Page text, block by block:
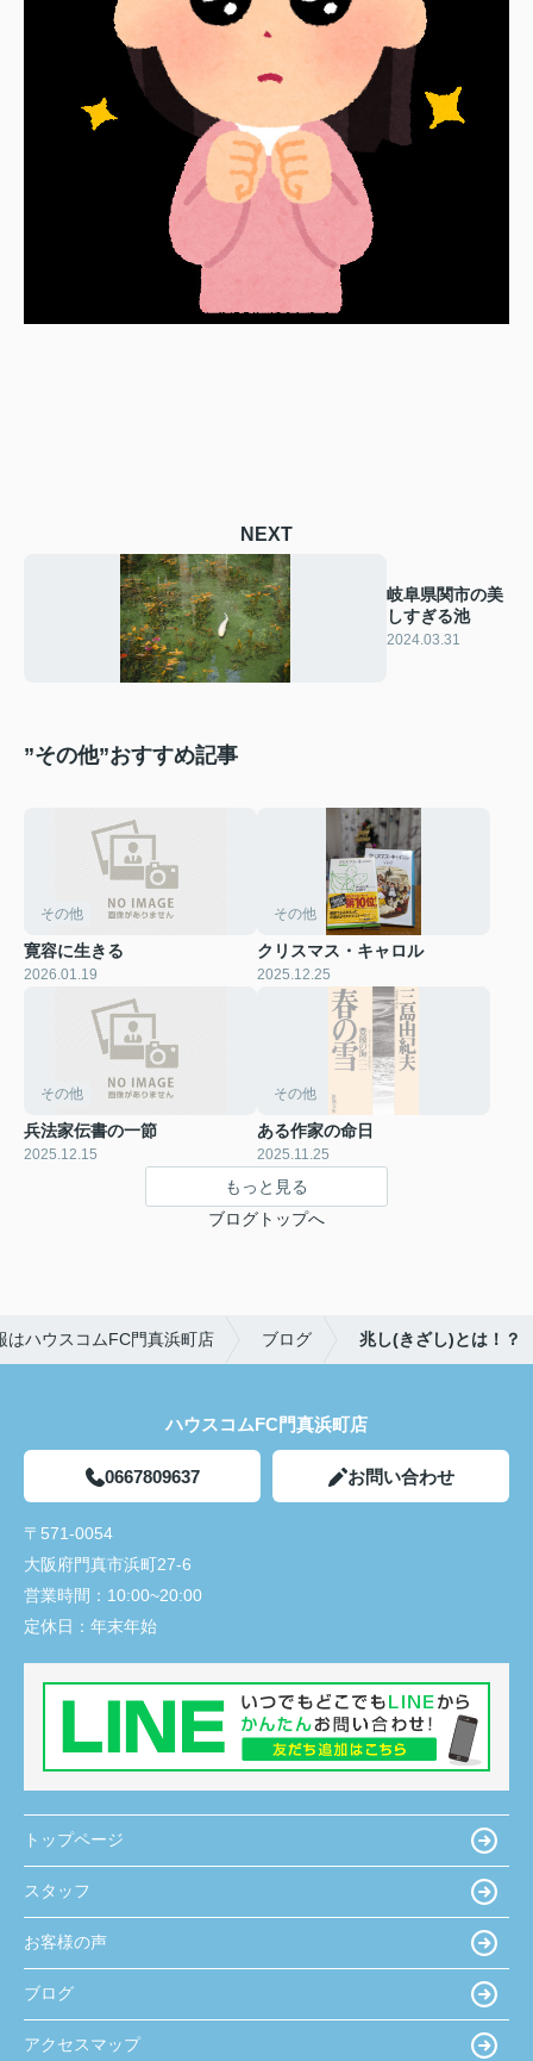
NEXT
岐阜県関市の美
しすぎる池
2024.03.31
”その他”おすすめ記事
その他
寛容に生きる
2026.01.19
その他
クリスマス・キャロル
2025.12.25
その他
兵法家伝書の一節
2025.12.15
その他
ある作家の命日
2025.11.25
もっと見る
ブログトップへ
はハウスコムFC門真浜町店 ブログ 兆し(きざし)とは！？
ハウスコムFC門真浜町店
0667809637 お問い合わせ
〒571-0054
大阪府門真市浜町27-6
営業時間： 10:00~20:00
定休日： 年末年始
トップページ
スタッフ
お客様の声
ブログ
アクセスマップ